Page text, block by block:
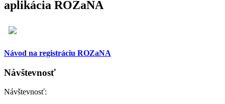
aplikácia ROZaNA
Návod na registráciu ROZaNA
Návštevnosť
Návštevnosť: